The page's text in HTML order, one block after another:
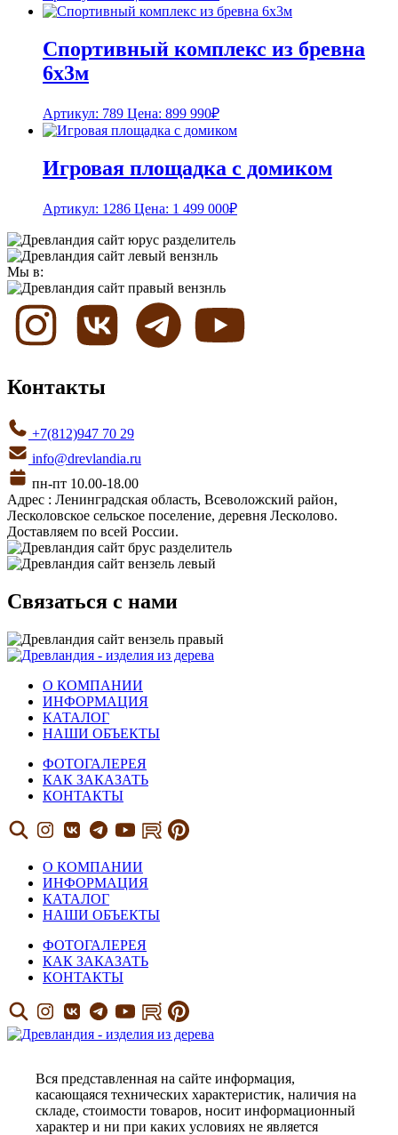
Спортивный комплекс из бревна
6х3м
Артикул: 789 Цена: 899 990₽
Игровая площадка с домиком
Артикул: 1286 Цена: 1 499 000₽
Мы в:
Контакты
+7(812)947 70 29
info@drevlandia.ru
пн-пт 10.00-18.00
Адрес : Ленинградская область, Всеволожский район,
Лесколовское сельское поселение, деревня Лесколово.
Доставляем по всей России.
Связаться с нами
О КОМПАНИИ
ИНФОРМАЦИЯ
КАТАЛОГ
НАШИ ОБЪЕКТЫ
ФОТОГАЛЕРЕЯ
КАК ЗАКАЗАТЬ
КОНТАКТЫ
О КОМПАНИИ
ИНФОРМАЦИЯ
КАТАЛОГ
НАШИ ОБЪЕКТЫ
ФОТОГАЛЕРЕЯ
КАК ЗАКАЗАТЬ
КОНТАКТЫ
Вся представленная на сайте информация,
касающаяся технических характеристик, наличия на
складе, стоимости товаров, носит информационный
характер и ни при каких условиях не является